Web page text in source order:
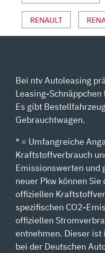
RENAULT
Bei ntv Autoleasing
Leasing-
Es gibt
Gebrauchtwagen.
* = Umfangreiche
Kraftstoffverbrauch
Emissionswerten und
neuer Pkw können
offiziellen
spezifischen CO2-
offiziellen
entnehmen. Dieser ist
bei der Deutschen